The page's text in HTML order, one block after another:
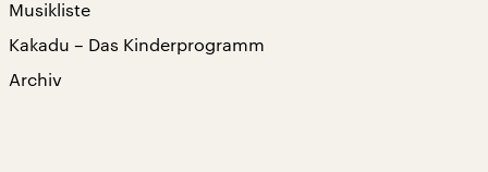
Musikliste
Kakadu – Das Kinderprogramm
Archiv